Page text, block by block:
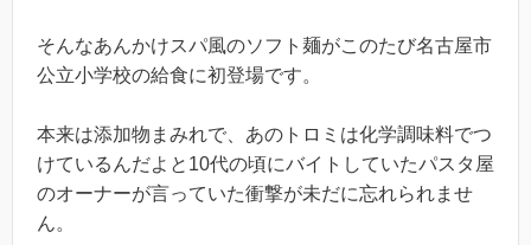
そんなあんかけスパ風のソフト麺がこのたび名古屋市
公立小学校の給食に初登場です。
本来は添加物まみれで、あのトロミは化学調味料でつ
けているんだよと10代の頃にバイトしていたパスタ屋
のオーナーが言っていた衝撃が未だに忘れられませ
ん。